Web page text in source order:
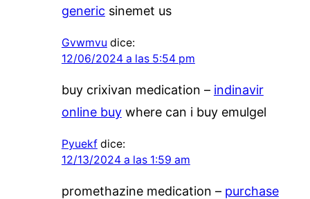
generic sinemet us
Gvwmvu dice:
12/06/2024 a las 5:54 pm
buy crixivan medication – indinavir
online buywhere can i buy emulgel
Pyuekf dice:
12/13/2024 a las 1:59 am
promethazine medication – purchase